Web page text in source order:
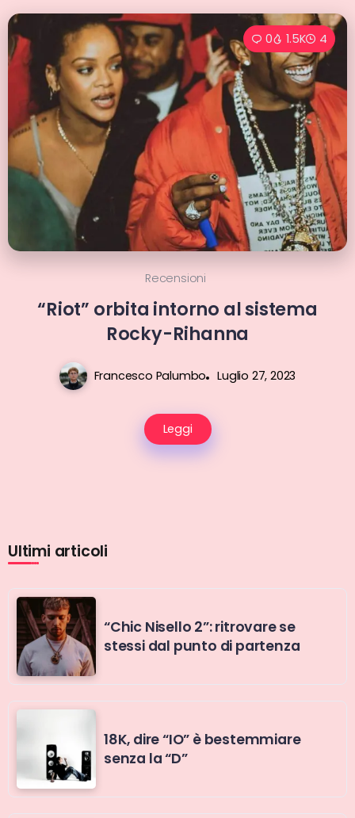
0 1.5K 4
Recensioni
“Riot” orbita intorno al sistema
Rocky-Rihanna
Francesco Palumbo Luglio 27, 2023
Leggi
Ultimi articoli
“Chic Nisello 2”: ritrovare se
stessi dal punto di partenza
18K, dire “IO” è bestemmiare
senza la “D”